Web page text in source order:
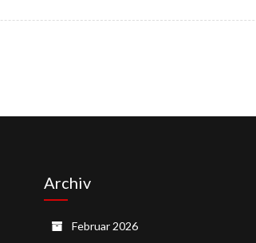
Archiv
Februar 2026